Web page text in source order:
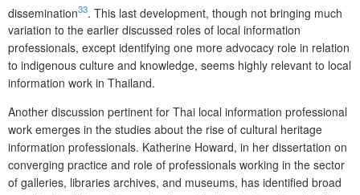
dissemination33. This last development, though not bringing much
variation to the earlier discussed roles of local information
professionals, except identifying one more advocacy role in relation
to indigenous culture and knowledge, seems highly relevant to local
information work in Thailand.
Another discussion pertinent for Thai local information professional
work emerges in the studies about the rise of cultural heritage
information professionals. Katherine Howard, in her dissertation on
converging practice and role of professionals working in the sector
of galleries, libraries archives, and museums, has identified broad